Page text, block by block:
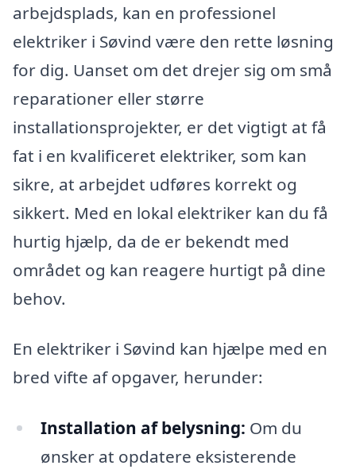
arbejdsplads, kan en professionel
elektriker i Søvind være den rette løsning
for dig. Uanset om det drejer sig om små
reparationer eller større
installationsprojekter, er det vigtigt at få
fat i en kvalificeret elektriker, som kan
sikre, at arbejdet udføres korrekt og
sikkert. Med en lokal elektriker kan du få
hurtig hjælp, da de er bekendt med
området og kan reagere hurtigt på dine
behov.
En elektriker i Søvind kan hjælpe med en
bred vifte af opgaver, herunder:
Installation af belysning: Om du
ønsker at opdatere eksisterende